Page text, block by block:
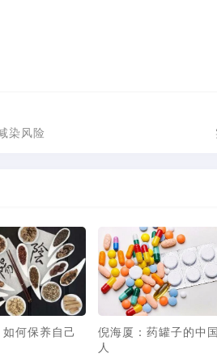
染风险
西医的关
倪海厦论中西医的关
系：中医VS西医--肺癌